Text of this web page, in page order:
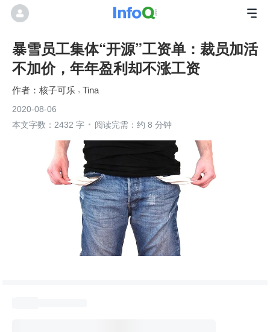
暴雪员工集体“开源”工资单：裁员加活
不加价，年年盈利却不涨工资
核子可乐 Tina
2020-08-06
本文字数：2432 字
阅读完需：约 8 分钟